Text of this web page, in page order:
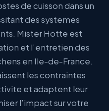
de cuisson dans un
des systemes
Mister Hotte est
et l’entretien des
en Ile-de-France.
les contraintes
et adaptent leur
l’impact sur votre